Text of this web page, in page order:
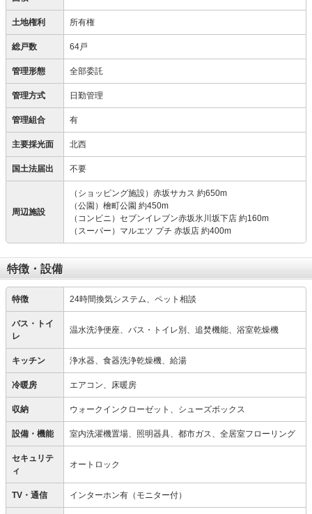
土地権利 所有権
総戸数 64戸
管理形態 全部委託
管理方式 日勤管理
管理組合 有
主要採光面 北西
国土法届出 不要
周辺施設
（ショッピング施設）赤坂サカス 約650m
（公園）檜町公園 約450m
（コンビニ）セブンイレブン赤坂氷川坂下店 約160m
（スーパー）マルエツ プチ 赤坂店 約400m
特徴・設備
特徴 24時間換気システム、ペット相談
バス・トイ
レ
温水洗浄便座、バス・トイレ別、追焚機能、浴室乾燥機
キッチン 浄水器、食器洗浄乾燥機、給湯
冷暖房 エアコン、床暖房
収納 ウォークインクローゼット、シューズボックス
設備・機能 室内洗濯機置場、照明器具、都市ガス、全居室フローリング
セキュリテ
ィ
オートロック
TV・通信 インターホン有（モニター付）